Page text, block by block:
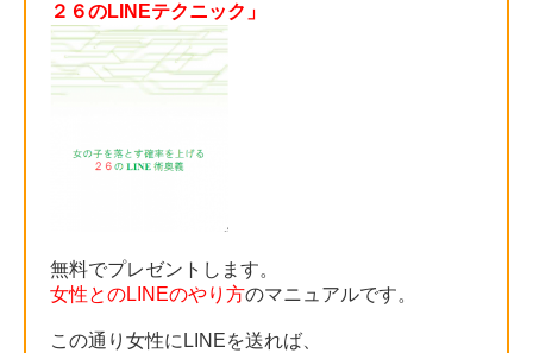
２６のLINEテクニック」
無料でプレゼントします。
女性とのLINEのやり方のマニュアルです。
この通り女性にLINEを送れば、